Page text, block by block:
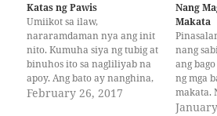
Katas ng Pawis
Umiikot sa ilaw,
nararamdaman nya ang init
nito. Kumuha siya ng tubig at
binuhos ito sa nagliliyab na
apoy. Ang bato ay nanghina,
napolbo, naging abo at usok
February 26, 2017
Nang
Makata
nang
ang
ng mga
makata.
mong